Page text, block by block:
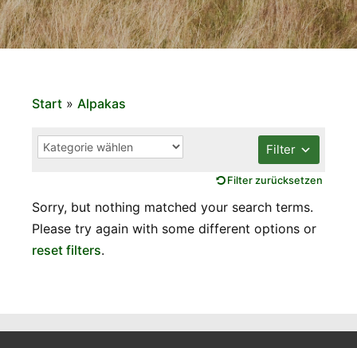
Start » Alpakas
Filter
Filter zurücksetzen
Sorry, but nothing matched your search terms.
Please try again with some different options or
reset filters.